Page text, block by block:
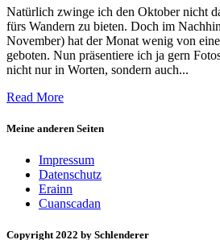
Natürlich zwinge ich den Oktober nicht
fürs Wandern zu bieten. Doch im
November) hat der Monat wenig von
geboten. Nun präsentiere ich ja gern
nicht nur in Worten, sondern auch...
Read More
Meine anderen Seiten
Impressum
Datenschutz
Erainn
Cuanscadan
Copyright 2022 by Schlenderer